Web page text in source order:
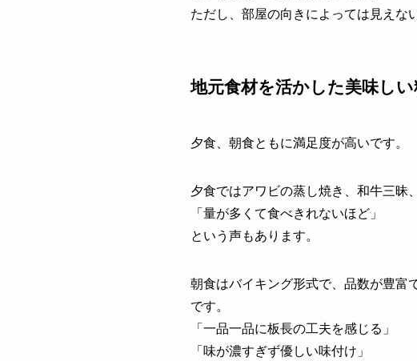
ただし、部屋の向きによっては見えな
地元食材を活かした美味しい
夕食、朝食ともに満足度が高いです。
夕食ではアワビの蒸し焼き、和牛三昧
「量が多くて食べきれないほど」
という声もあります。
朝食はバイキング形式で、品数が豊富
です。
「一品一品に板長の工夫を感じる」
「味が濃すぎず優しい味付け」